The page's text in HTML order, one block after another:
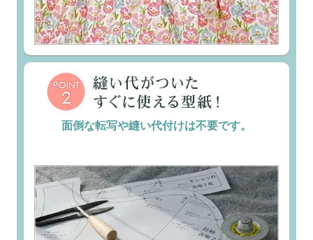
面倒な転写や縫い代付けは不要です。